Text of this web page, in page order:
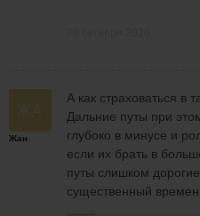
Жан
А как страховаться в
Дальние путы при
глубоко в минусе и
если их брать в
путы слишком
существенный